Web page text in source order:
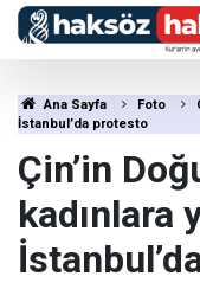
Ana Sayfa Foto
İstanbul’da protesto
Çin’in
kadınlara